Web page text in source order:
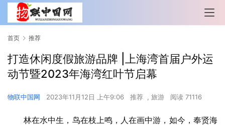
首页 推荐
打造休闲度假旅游品牌 |上海湾首届户外运
动节暨2023年海湾红叶节启幕
物联中国网 2023年11月12日 上午9:06 推荐 , 旅游 阅读 71116
林在水中生，鸟在枝上鸣，人在画中游，如今，奉贤海